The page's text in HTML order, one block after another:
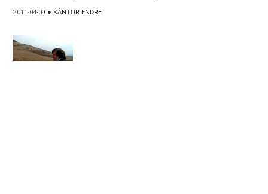
2011-04-09 ● KÁNTOR ENDRE